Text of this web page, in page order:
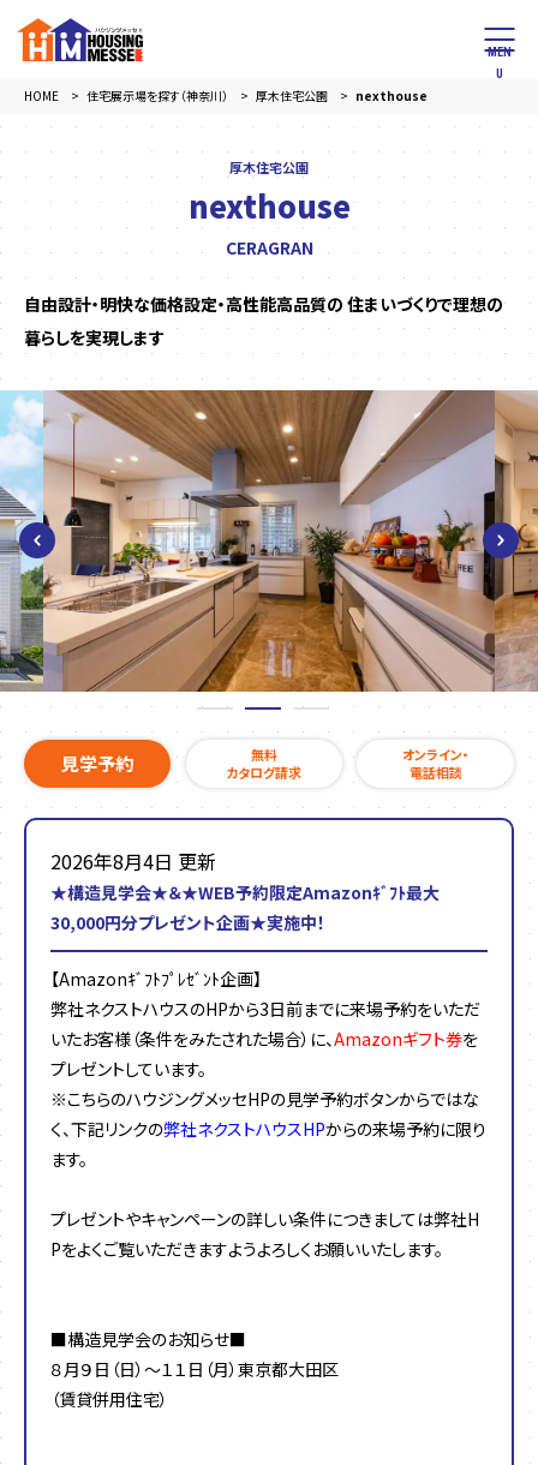
HOME 住宅展示場を探す（神奈川） 厚木住宅公園 nexthouse
厚木住宅公園
nexthouse
CERAGRAN
自由設計・明快な価格設定・高性能高品質の 住まいづくりで理想の
暮らしを実現します
見学予約
無料
カタログ請求
オンライン・
電話相談
2026年8月4日 更新
★構造見学会★＆★WEB予約限定Amazonｷﾞﾌﾄ最大
30,000円分プレゼント企画★実施中！
【Amazonｷﾞﾌﾄﾌﾟﾚｾﾞﾝﾄ企画】
弊社ネクストハウスのHPから3日前までに来場予約をいただ
いたお客様（条件をみたされた場合）に、Amazonギフト券を
プレゼントしています。
※こちらのハウジングメッセHPの見学予約ボタンからではな
く、下記リンクの弊社ネクストハウスHPからの来場予約に限り
ます。
プレゼントやキャンペーンの詳しい条件につきましては弊社H
Pをよくご覧いただきますようよろしくお願いいたします。
■構造見学会のお知らせ■
８月９日（日）～１１日（月）東京都大田区
（賃貸併用住宅）